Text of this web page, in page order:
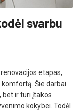
svarbu
etapas,
Šie darbai
bet ir turi įtakos
kokybei. Todėl